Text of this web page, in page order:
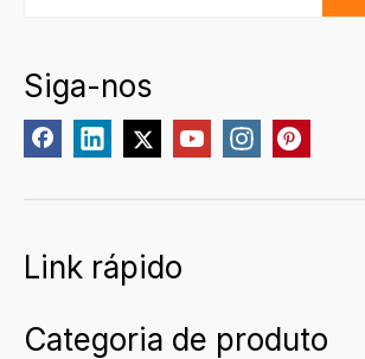
Siga-nos
Link rápido
Categoria de produto